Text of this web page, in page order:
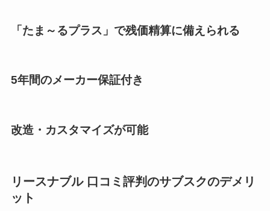
「たま～るプラス」で残価精算に備えられる
5年間のメーカー保証付き
改造・カスタマイズが可能
リースナブル 口コミ評判のサブスクのデメリ
ット